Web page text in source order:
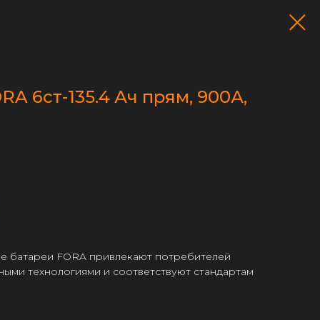
6ст-135.4 Ач прям, 900А,
батареи FORA привлекают потребителей
технологиями и соответствуют стандартам